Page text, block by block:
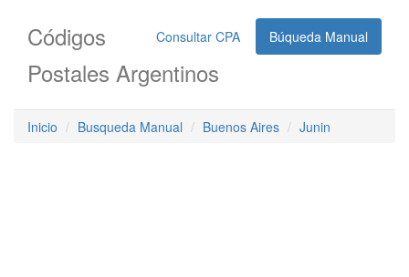
Consultar CPA Búqueda Manual
Códigos
Postales Argentinos
Inicio Busqueda Manual Buenos Aires Junin